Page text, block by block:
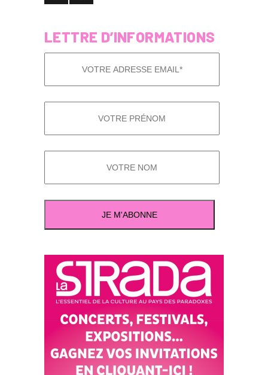
LETTRE D’INFORMATIONS